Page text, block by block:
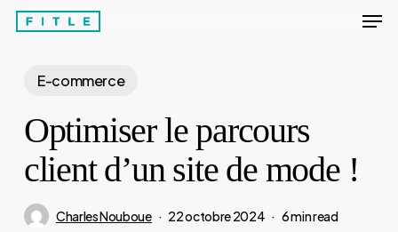
Skip
content
E-commerce
Optimiser le parcours
client d’un site de mode !
Charles Nouboue 22 octobre 2024 6 min read